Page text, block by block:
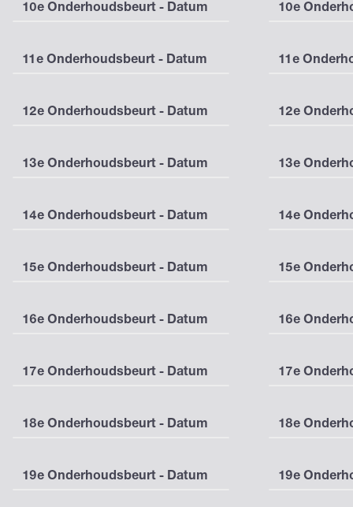
10e Onderhoudsbeurt - Datum 10e
11e Onderhoudsbeurt - Datum 11e
12e Onderhoudsbeurt - Datum 12e
13e Onderhoudsbeurt - Datum 13e
14e Onderhoudsbeurt - Datum 14e
15e Onderhoudsbeurt - Datum 15e
16e Onderhoudsbeurt - Datum 16e
17e Onderhoudsbeurt - Datum 17e
18e Onderhoudsbeurt - Datum 18e
19e Onderhoudsbeurt - Datum 19e